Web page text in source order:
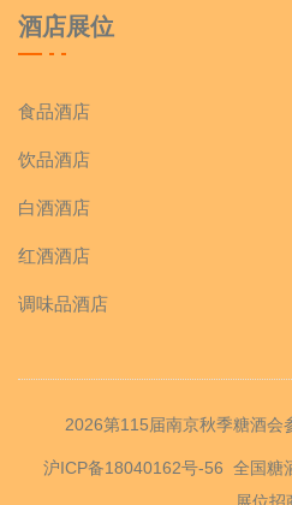
酒店展位
食品酒店
饮品酒店
白酒酒店
红酒酒店
调味品酒店
2026第115届南京秋季糖酒会
沪ICP备18040162号-56 全国糖